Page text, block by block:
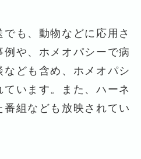
でも、動物などに応用さ
や、ホメオパシーで病
ども含め、ホメオパシ
います。また、ハーネ
組なども放映されてい